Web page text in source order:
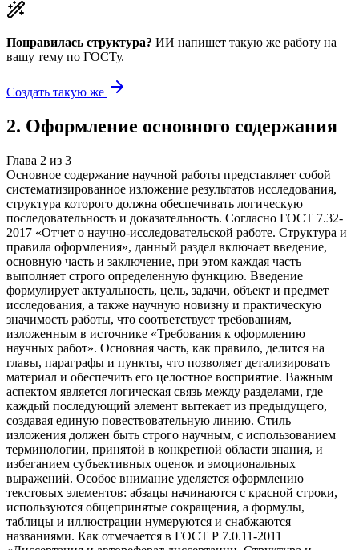
Понравилась структура? ИИ напишет такую же работу на
вашу тему по ГОСТу.
Создать такую же
2. Оформление основного содержания
Глава 2 из 3
Основное содержание научной работы представляет собой
систематизированное изложение результатов исследования,
структура которого должна обеспечивать логическую
последовательность и доказательность. Согласно ГОСТ 7.32-
2017 «Отчет о научно-исследовательской работе. Структура и
правила оформления», данный раздел включает введение,
основную часть и заключение, при этом каждая часть
выполняет строго определенную функцию. Введение
формулирует актуальность, цель, задачи, объект и предмет
исследования, а также научную новизну и практическую
значимость работы, что соответствует требованиям,
изложенным в источнике «Требования к оформлению
научных работ». Основная часть, как правило, делится на
главы, параграфы и пункты, что позволяет детализировать
материал и обеспечить его целостное восприятие. Важным
аспектом является логическая связь между разделами, где
каждый последующий элемент вытекает из предыдущего,
создавая единую повествовательную линию. Стиль
изложения должен быть строго научным, с использованием
терминологии, принятой в конкретной области знания, и
избеганием субъективных оценок и эмоциональных
выражений. Особое внимание уделяется оформлению
текстовых элементов: абзацы начинаются с красной строки,
используются общепринятые сокращения, а формулы,
таблицы и иллюстрации нумеруются и снабжаются
названиями. Как отмечается в ГОСТ Р 7.0.11-2011